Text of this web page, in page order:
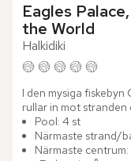
Eagles
the World
Halkidiki
I den mysiga
rullar in mot
en bit bort, ligger det
Pool: 4 st
Närmaste strand/
Närmaste centrum: